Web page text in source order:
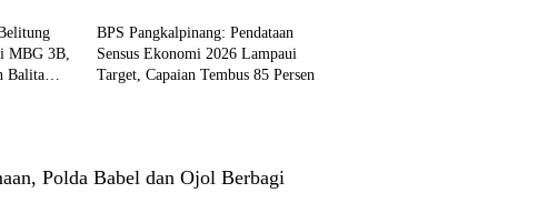
MBG 3B,
Balita
BPS Pangkalpinang: Pendataan
Sensus Ekonomi 2026 Lampaui
Target, Capaian Tembus 85 Persen
Polda Babel dan Ojol Berbagi